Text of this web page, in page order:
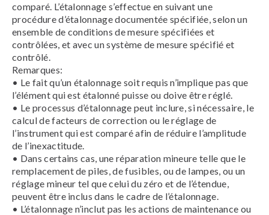
comparé. L’étalonnage s’effectue en suivant une
procédure d’étalonnage documentée spécifiée, selon un
ensemble de conditions de mesure spécifiées et
contrôlées, et avec un système de mesure spécifié et
contrôlé.
Remarques:
• Le fait qu’un étalonnage soit requis n’implique pas que
l’élément qui est étalonné puisse ou doive être réglé.
• Le processus d’étalonnage peut inclure, si nécessaire, le
calcul de facteurs de correction ou le réglage de
l’instrument qui est comparé afin de réduire l’amplitude
de l’inexactitude.
• Dans certains cas, une réparation mineure telle que le
remplacement de piles, de fusibles, ou de lampes, ou un
réglage mineur tel que celui du zéro et de l’étendue,
peuvent être inclus dans le cadre de l’étalonnage.
• L’étalonnage n’inclut pas les actions de maintenance ou